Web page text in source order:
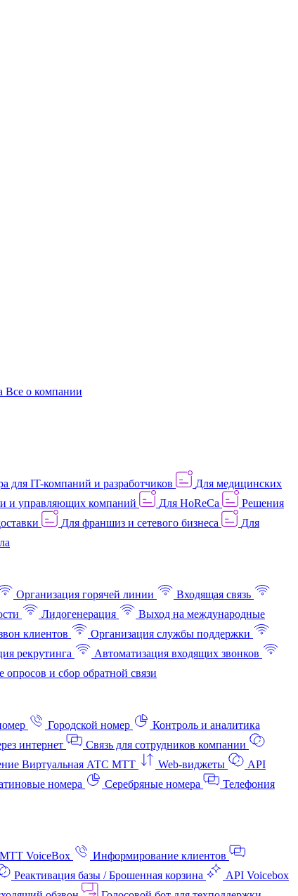
Все о компании
для IT-компаний и разработчиков
Для медицинских
и управляющих компаний Для HoReCa
Решения
Для франшиз и сетевого бизнеса
Для
Организация горячей линии
Входящая связь
Лидогенерация
Выход на международные
клиентов
Организация службы поддержки
рекрутинга
Автоматизация входящих звонков
опросов и сбор обратной связи
Городской номер
Контроль и аналитика
интернет
Связь для сотрудников компании
Виртуальная АТС МТТ Web-виджеты
API
номера Серебряные номера
Телефония
МТТ VoiceBox
Информирование клиентов
Реактивация базы / Брошенная корзина
API Voicebox